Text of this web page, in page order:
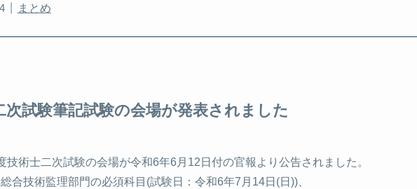
まとめ
次試験筆記試験の会場が発表されました
技術士二次試験の会場が令和6年6月12日付の官報より公告されました。
合技術監理部門の必須科目(試験日：令和6年7月14日(日))、